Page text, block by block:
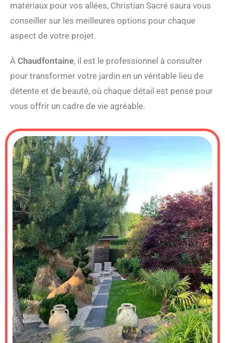
matériaux pour vos allées, Christian Sacré saura vous
conseiller sur les meilleures options pour chaque
aspect de votre projet.
À Chaudfontaine, il est le professionnel à consulter
pour transformer votre jardin en un véritable lieu de
détente et de beauté, où chaque détail est pensé pour
vous offrir un cadre de vie agréable.